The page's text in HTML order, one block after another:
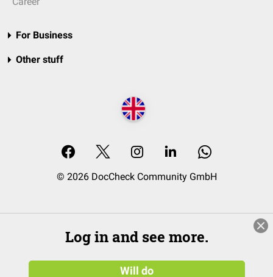
For Business
Other stuff
© 2026 DocCheck Community GmbH
Log in and see more.
Will do